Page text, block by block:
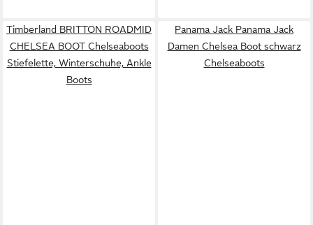
Timberland BRITTON ROADMID
CHELSEA BOOT Chelseaboots
Stiefelette, Winterschuhe, Ankle
Boots
Panama Jack Panama Jack
Damen Chelsea Boot schwarz
Chelseaboots